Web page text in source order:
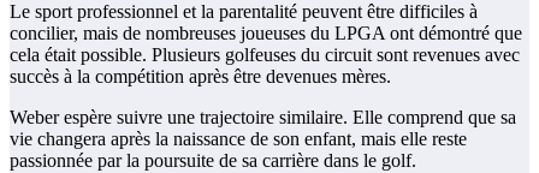
Le sport professionnel et la parentalité peuvent être difficiles à
concilier, mais de nombreuses joueuses du LPGA ont démontré que
cela était possible. Plusieurs golfeuses du circuit sont revenues avec
succès à la compétition après être devenues mères.
Weber espère suivre une trajectoire similaire. Elle comprend que sa
vie changera après la naissance de son enfant, mais elle reste
passionnée par la poursuite de sa carrière dans le golf.